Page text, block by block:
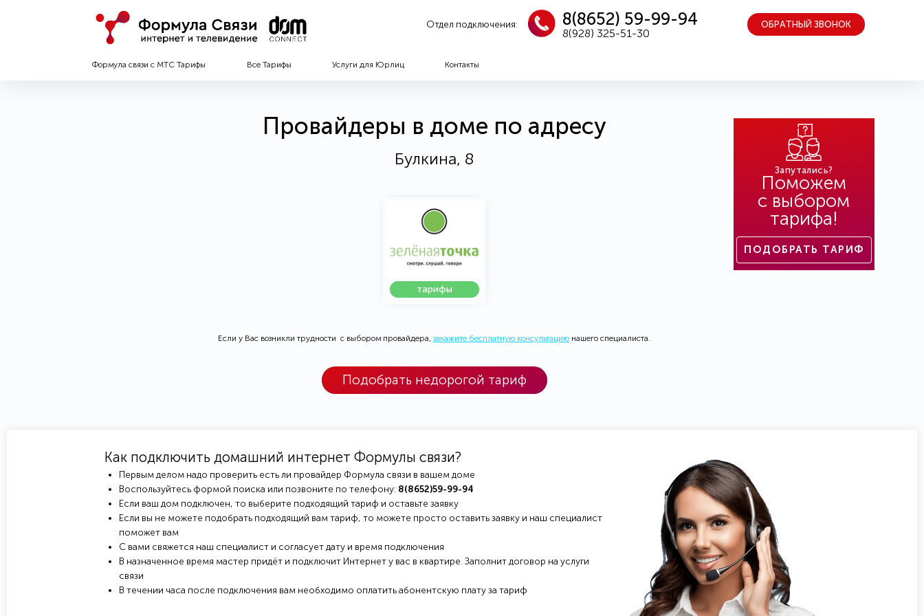
Отдел подключения: 8(8652) 59-99-94
8(928) 325-51-30
ОБРАТНЫЙ ЗВОНОК
Формула связи с МТС Тарифы Все Тарифы Услуги для Юрлиц Контакты
Провайдеры в доме по адресу
Булкина, 8
тарифы
Если у Вас возникли трудности с выбором провайдера,закажите бесплатную консультацию нашего специалиста.
Подобрать недорогой тариф
Запутались?
Поможем
с выбором
тарифа!
ПОДОБРАТЬ ТАРИФ
Как подключить домашний интернет Формулы связи?
Первым делом надо проверить есть ли провайдер Формула связи в вашем доме
Воспользуйтесь формой поиска или позвоните по телефону: 8(8652)59-99-94
Если ваш дом подключен, то выберите подходящий тариф и оставьте заявку
Если вы не можете подобрать подходящий вам тариф, то можете просто оставить заявку и наш специалист
поможет вам
С вами свяжется наш специалист и согласует дату и время подключения
В назначенное время мастер придёт и подключит Интернет у вас в квартире. Заполнит договор на услуги
связи
В течении часа после подключения вам необходимо оплатить абонентскую плату за тариф